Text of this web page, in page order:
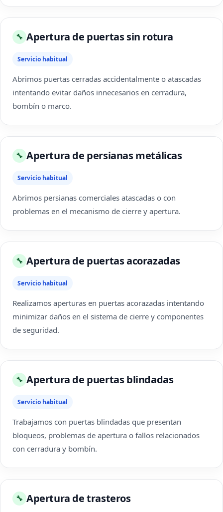
🔧 Apertura de puertas sin rotura
Servicio habitual
Abrimos puertas cerradas accidentalmente o atascadas
intentando evitar daños innecesarios en cerradura,
bombín o marco.
🔧 Apertura de persianas metálicas
Servicio habitual
Abrimos persianas comerciales atascadas o con
problemas en el mecanismo de cierre y apertura.
🔧 Apertura de puertas acorazadas
Servicio habitual
Realizamos aperturas en puertas acorazadas intentando
minimizar daños en el sistema de cierre y componentes
de seguridad.
🔧 Apertura de puertas blindadas
Servicio habitual
Trabajamos con puertas blindadas que presentan
bloqueos, problemas de apertura o fallos relacionados
con cerradura y bombín.
🔧 Apertura de trasteros